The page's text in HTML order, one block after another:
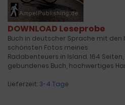
DOWNLOAD Leseprobe
Buch in deutscher Sprache mit den
schönsten Fotos meines
Radabenteuers in Island. 164 Seiten,
gebundenes Buch, hochwertiges
Lieferzeit:3-4 Tage